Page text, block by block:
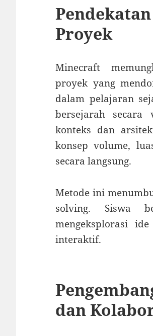
Proyek
Minecraft
proyek yang
dalam pelajaran
bersejarah secara
konteks dan
konsep volume,
secara langsung.
Metode ini
solving. Siswa
mengeksplorasi
interaktif.
dan